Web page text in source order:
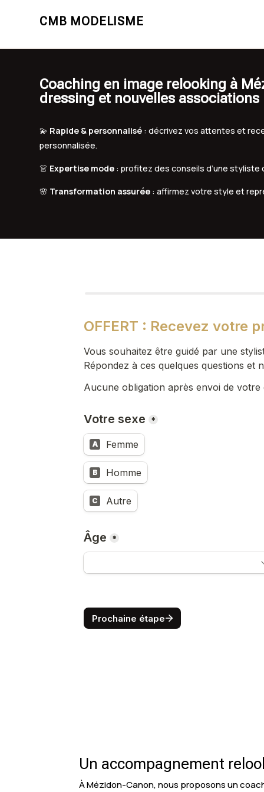
CMB MODELISME
Coaching en image relooking à
dressing et nouvelles associations
💫 Rapide & personnalisé : décrivez vos attentes et
personnalisée.
👗 Expertise mode : profitez des conseils d’une
🌸 Transformation assurée : affirmez votre style et
Un accompagnement
À Mézidon-Canon, nous proposons un